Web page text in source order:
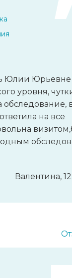
Юлии Юрьевне
уровня,
на все
Валентина,